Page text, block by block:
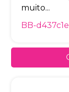
muito...
BB-